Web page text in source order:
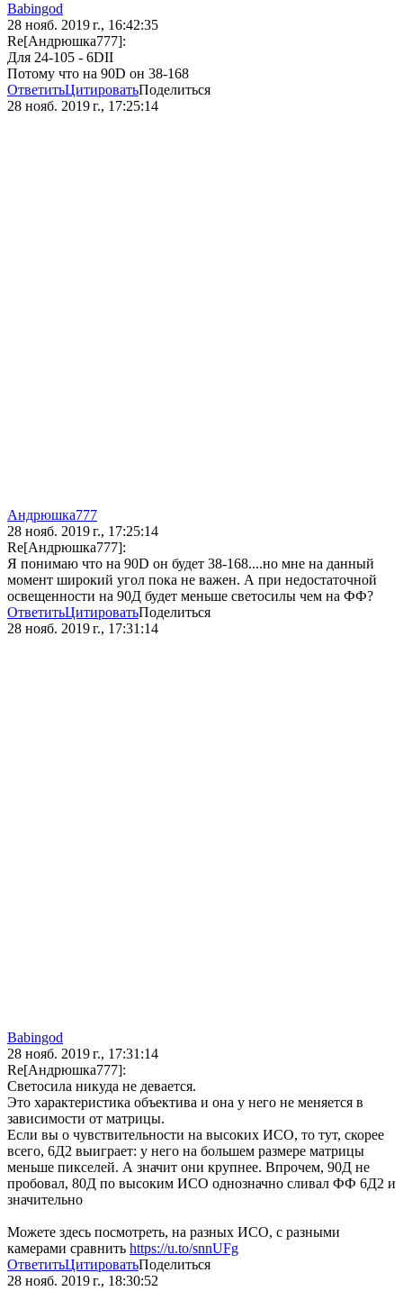
Babingod
28 нояб. 2019 г., 16:42:35
Re[Андрюшка777]:
Для 24-105 - 6DII
Потому что на 90D он 38-168
ОтветитьЦитироватьПоделиться
28 нояб. 2019 г., 17:25:14
Андрюшка777
28 нояб. 2019 г., 17:25:14
Re[Андрюшка777]:
Я понимаю что на 90D он будет 38-168....но мне на данный
момент широкий угол пока не важен. А при недостаточной
освещенности на 90Д будет меньше светосилы чем на ФФ?
ОтветитьЦитироватьПоделиться
28 нояб. 2019 г., 17:31:14
Babingod
28 нояб. 2019 г., 17:31:14
Re[Андрюшка777]:
Светосила никуда не девается.
Это характеристика объектива и она у него не меняется в
зависимости от матрицы.
Если вы о чувствительности на высоких ИСО, то тут, скорее
всего, 6Д2 выиграет: у него на большем размере матрицы
меньше пикселей. А значит они крупнее. Впрочем, 90Д не
пробовал, 80Д по высоким ИСО однозначно сливал ФФ 6Д2 и
значительно
Можете здесь посмотреть, на разных ИСО, с разными
камерами сравнить https://u.to/snnUFg
ОтветитьЦитироватьПоделиться
28 нояб. 2019 г., 18:30:52